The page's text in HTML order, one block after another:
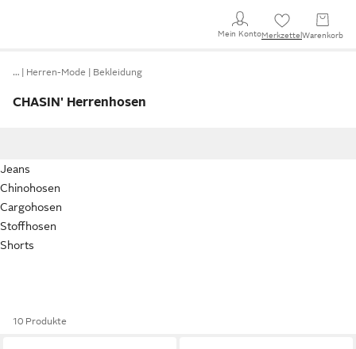
Mein KontoMerkzettel Warenkorb
… Herren-Mode Bekleidung
CHASIN' Herrenhosen
Jeans
Chinohosen
Cargohosen
Stoffhosen
Shorts
10 Produkte